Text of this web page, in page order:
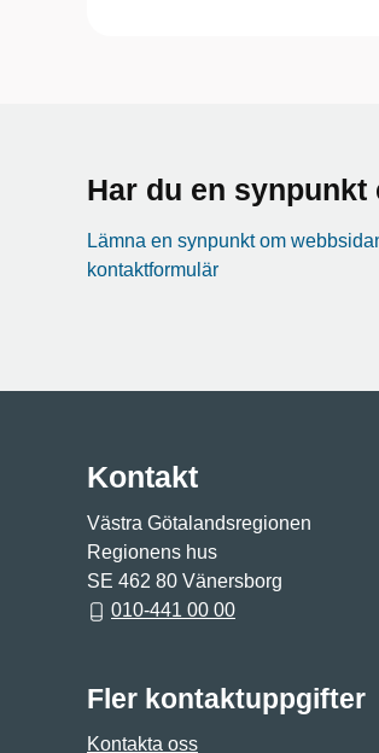
Har du en
Lämna en synpunkt om
kontaktformulär
Kontakt
Västra Götalandsregionen
Regionens hus
SE 462 80 Vänersborg
010-441 00 00
Fler kontaktuppgifter
Kontakta oss